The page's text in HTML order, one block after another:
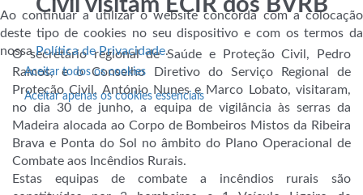
Civil visitam ECIR dos BVRB
O secretário regional de Saúde e Proteção Civil, Pedro
Ramos, e o Conselho Diretivo do Serviço Regional de
Proteção Civil, António Nunes e Marco Lobato, visitaram,
no dia 30 de junho, a equipa de vigilância às serras da
Madeira alocada ao Corpo de Bombeiros Mistos da Ribeira
Brava e Ponta do Sol no âmbito do Plano Operacional de
Combate aos Incêndios Rurais.
Estas equipas de combate a incêndios rurais são
Ao continuar a utilizar o website concorda com a colocação
deste tipo de cookies no seu dispositivo e com os termos da
nossaPolítica de Privacidade.
Aceitar todos os cookies
Aceitar apenas os cookies essenciais